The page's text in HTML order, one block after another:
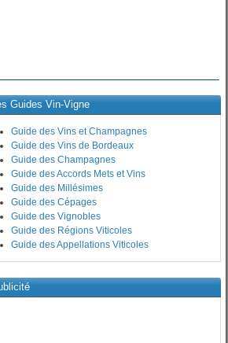
Guides Vin-Vigne
Guide des Vins et Champagnes
Guide des Vins de Bordeaux
Guide des Champagnes
Guide des Accords Mets et Vins
Guide des Millésimes
Guide des Cépages
Guide des Vignobles
Guide des Régions Viticoles
Guide des Appellations Viticoles